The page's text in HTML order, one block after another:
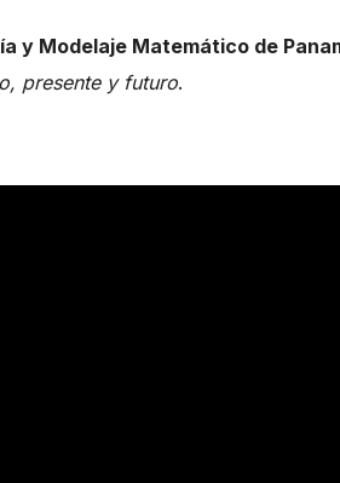
y Modelaje Matemático de
presente y futuro.